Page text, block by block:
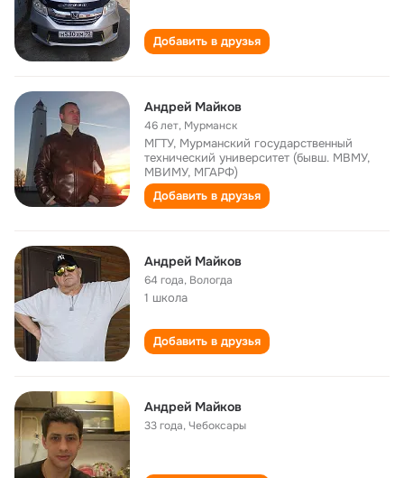
Добавить в друзья
Андрей Майков
46 лет, Мурманск
МГТУ, Мурманский государственный
технический университет (бывш. МВМУ,
МВИМУ, МГАРФ)
Добавить в друзья
Андрей Майков
64 года, Вологда
1 школа
Добавить в друзья
Андрей Майков
33 года,Чебоксары